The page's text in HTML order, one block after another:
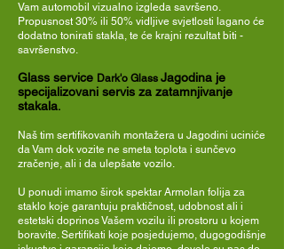
Vam automobil vizualno izgleda savršeno.
Propusnost 30% ili 50% vidljive svjetlosti lagano će
dodatno tonirati stakla, te će krajni rezultat biti -
savršenstvo.
Glass service Dark'o Glass Jagodina je
specijalizovani servis za zatamnjivanje
stakala.
Naš tim sertifikovanih montažera u Jagodini uciniće
da Vam dok vozite ne smeta toplota i sunčevo
zračenje, ali i da ulepšate vozilo.
U ponudi imamo širok spektar Armolan folija za
staklo koje garantuju praktičnost, udobnost ali i
estetski doprinos Vašem vozilu ili prostoru u kojem
boravite. Sertifikati koje posjedujemo, dugogodišnje